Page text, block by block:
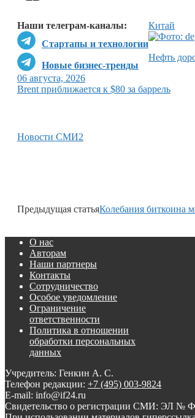
Наши телеграм-каналы:
Стартапы и технологии
Новые бизнес-тренды
Китай
Нефть
06 августа, 2026
Brent приближается к $80 за баррель
Новости СМИ2
Предыдущая статьяКолебания биткоина
О нас
Авторам
Наши партнеры
Контакты
Сотрудничество
Особое уведомление
Ограничение
ответственности
Политика в отношении
обработки персональных
данных
Учредитель: Генкин А. С.
Телефон редакции: +7 (495) 003-9824
E-mail: info@if24.ru
Свидетельство о регистрации СМИ: ЭЛ №